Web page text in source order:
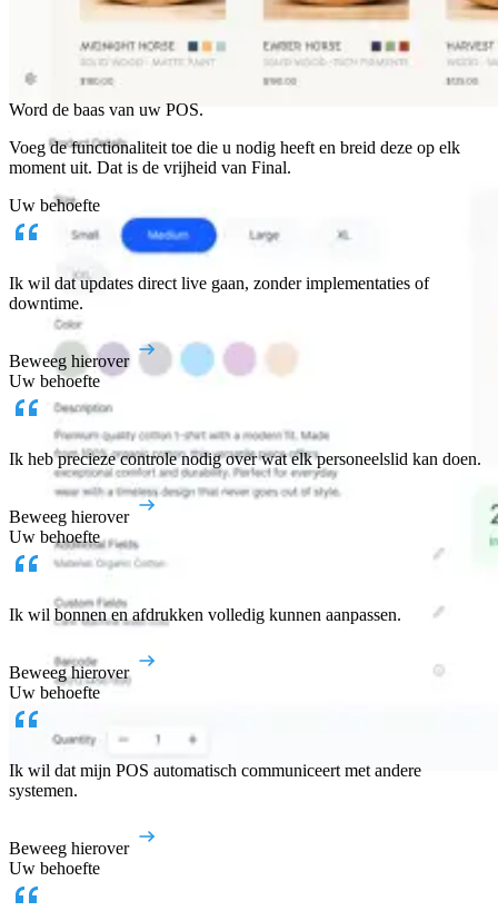
Waarom Final?
The story
Het verhaal achter een checkout OS gebouwd voor elk bedrijf
Inloggen Aan de slag
Word de baas van uw POS.
Voeg de functionaliteit toe die u nodig heeft en breid deze op elk
moment uit. Dat is de vrijheid van Final.
Uw behoefte
Ik wil dat updates direct live gaan, zonder implementaties of
downtime.
Beweeg hierover
Uw behoefte
Ik heb precieze controle nodig over wat elk personeelslid kan doen.
Beweeg hierover
Uw behoefte
Ik wil bonnen en afdrukken volledig kunnen aanpassen.
Beweeg hierover
Uw behoefte
Ik wil dat mijn POS automatisch communiceert met andere
systemen.
Beweeg hierover
Uw behoefte